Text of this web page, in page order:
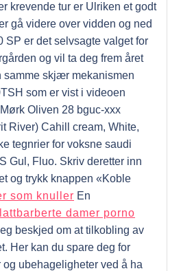
krevende tur er Ulriken et godt
gå videre over vidden og ned
SP er det selvsagte valget for
og vil ta deg frem året
samme skjær mekanismen
som er vist i videoen
Oliven 28 bguc-xxx
River) Cahill cream, White,
tegnrier for voksne saudi
Gul, Fluo. Skriv deretter inn
og trykk knappen «Koble
som knuller En
damer porno
beskjed om at tilkobling av
Her kan du spare deg for
ubehageligheter ved å ha